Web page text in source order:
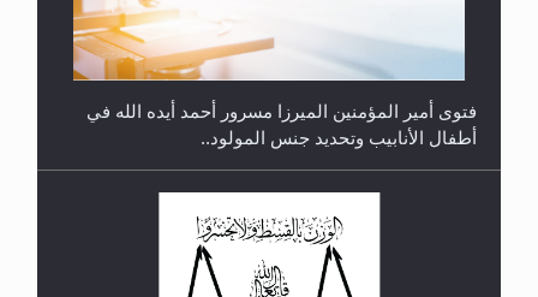
الهجرة: بحث عن الأمن والسلام في سبيل إرساء الأمن
هل من الصحيح أن ديّة المرأة المقتولة تساوي نصف ديّة
الرجل المقتول؟